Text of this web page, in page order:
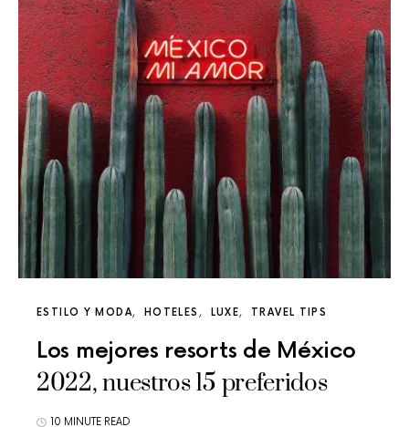
ESTILO Y MODA HOTELES LUXE TRAVEL TIPS
Los mejores resorts de México
2022, nuestros 15 preferidos
10 MINUTE READ